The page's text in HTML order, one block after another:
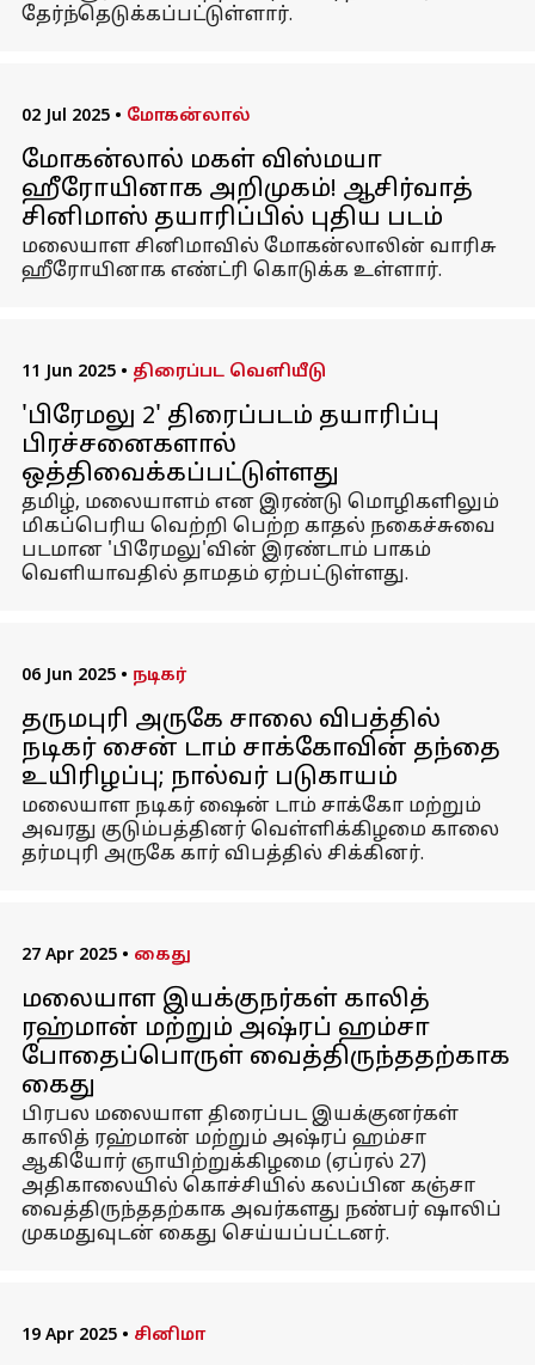
தேர்ந்தெடுக்கப்பட்டுள்ளார்.
02 Jul 2025 • மோகன்லால்
மோகன்லால் மகள் விஸ்மயா
ஹீரோயினாக அறிமுகம்! ஆசிர்வாத்
சினிமாஸ் தயாரிப்பில் புதிய படம்
மலையாள சினிமாவில் மோகன்லாலின் வாரிசு
ஹீரோயினாக எண்ட்ரி கொடுக்க உள்ளார்.
11 Jun 2025 • திரைப்பட வெளியீடு
'பிரேமலு 2' திரைப்படம் தயாரிப்பு
பிரச்சனைகளால்
ஒத்திவைக்கப்பட்டுள்ளது
தமிழ், மலையாளம் என இரண்டு மொழிகளிலும்
மிகப்பெரிய வெற்றி பெற்ற காதல் நகைச்சுவை
படமான 'பிரேமலு'வின் இரண்டாம் பாகம்
வெளியாவதில் தாமதம் ஏற்பட்டுள்ளது.
06 Jun 2025 • நடிகர்
தருமபுரி அருகே சாலை விபத்தில்
நடிகர் சைன் டாம் சாக்கோவின் தந்தை
உயிரிழப்பு; நால்வர் படுகாயம்
மலையாள நடிகர் ஷைன் டாம் சாக்கோ மற்றும்
அவரது குடும்பத்தினர் வெள்ளிக்கிழமை காலை
தர்மபுரி அருகே கார் விபத்தில் சிக்கினர்.
27 Apr 2025 • கைது
மலையாள இயக்குநர்கள் காலித்
ரஹ்மான் மற்றும் அஷ்ரப் ஹம்சா
போதைப்பொருள் வைத்திருந்ததற்காக
கைது
பிரபல மலையாள திரைப்பட இயக்குனர்கள்
காலித் ரஹ்மான் மற்றும் அஷ்ரப் ஹம்சா
ஆகியோர் ஞாயிற்றுக்கிழமை (ஏப்ரல் 27)
அதிகாலையில் கொச்சியில் கலப்பின கஞ்சா
வைத்திருந்ததற்காக அவர்களது நண்பர் ஷாலிப்
முகமதுவுடன் கைது செய்யப்பட்டனர்.
19 Apr 2025 • சினிமா